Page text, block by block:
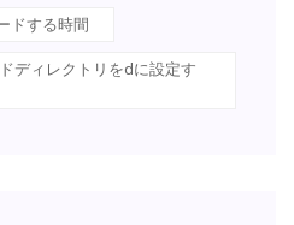
ドする時間
ディレクトリをdに設定す